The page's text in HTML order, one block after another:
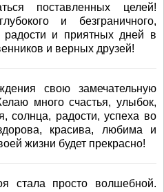
поставленных целей!
и безграничного,
и приятных дней в
и верных друзей!
свою замечательную
много счастья, улыбок,
солнца, радости, успеха во
красива, любима и
жизни будет прекрасно!
стала просто волшебной.